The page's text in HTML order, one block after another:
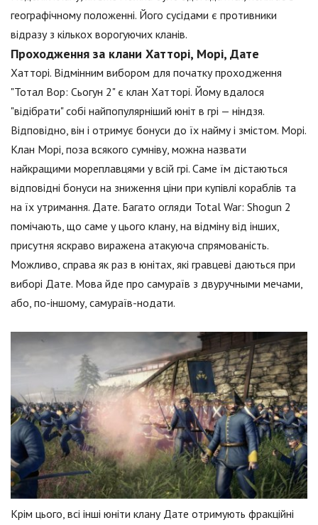
географічному положенні. Його сусідами є противники
відразу з кількох ворогуючих кланів.
Проходження за клани Хатторі, Морі, Дате
Хатторі. Відмінним вибором для початку проходження
"Тотал Вор: Сьогун 2" є клан Хатторі. Йому вдалося
"відібрати" собі найпопулярніший юніт в грі — ніндзя.
Відповідно, він і отримує бонуси до їх найму і змістом. Морі.
Клан Морі, поза всякого сумніву, можна назвати
найкращими мореплавцями у всій грі. Саме їм дістаються
відповідні бонуси на зниження ціни при купівлі кораблів та
на їх утримання. Дате. Багато огляди Total War: Shogun 2
помічають, що саме у цього клану, на відміну від інших,
присутня яскраво виражена атакуюча спрямованість.
Можливо, справа як раз в юнітах, які гравцеві даються при
виборі Дате. Мова йде про самураїв з двуручными мечами,
або, по-іншому, самураїв-нодати.
Крім цього, всі інші юніти клану Дате отримують фракційні